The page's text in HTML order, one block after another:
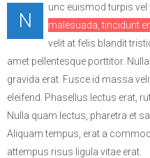
N
unc euismod turpis vel
malesuada, tincidunt
velit at felis blandit
amet pellentesque porttitor.
gravida erat. Fusce id massa
eleifend. Phasellus lectus erat,
Nulla quam lectus, pharetra et
Aliquam tempus, erat a
attempus risus ligula vitae erat.